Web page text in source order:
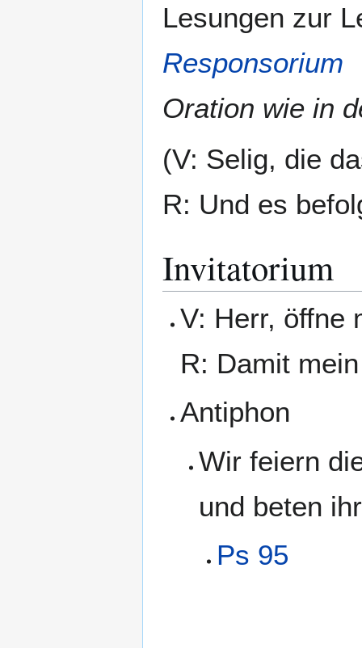
Lesungen zur
Responsorium
Oration wie in
(V: Selig, die
R: Und es
Invitatorium
V: Herr, öffne
R: Damit
Antiphon
Wir feiern
und beten
Ps 95